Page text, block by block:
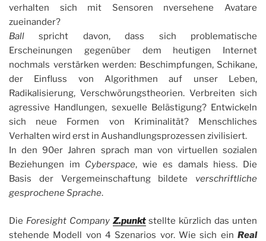
verhalten sich mit Sensoren nversehene Avatare
zueinander?
Ball spricht davon, dass sich problematische
Erscheinungen gegenüber dem heutigen Internet
nochmals verstärken werden: Beschimpfungen, Schikane,
der Einfluss von Algorithmen auf unser Leben,
Radikalisierung, Verschwörungstheorien. Verbreiten sich
agressive Handlungen, sexuelle Belästigung? Entwickeln
sich neue Formen von Kriminalität? Menschliches
Verhalten wird erst in Aushandlungsprozessen zivilisiert.
In den 90er Jahren sprach man von virtuellen sozialen
Beziehungen im Cyberspace, wie es damals hiess. Die
Basis der Vergemeinschaftung bildete verschriftliche
gesprochene Sprache.
Die Foresight Company Z.punktstellte kürzlich das unten
stehende Modell von 4 Szenarios vor. Wie sich ein Real